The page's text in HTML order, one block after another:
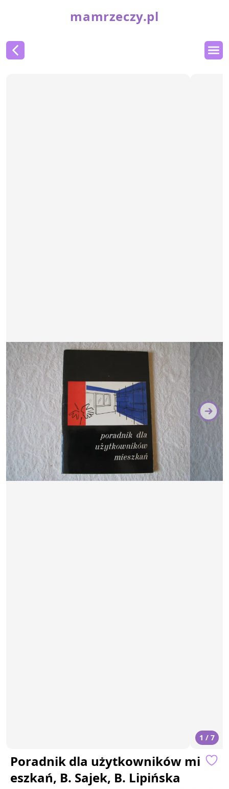
mamrzeczy.pl
1 / 7
Poradnik dla użytkowników mi
eszkań, B. Sajek, B. Lipińska